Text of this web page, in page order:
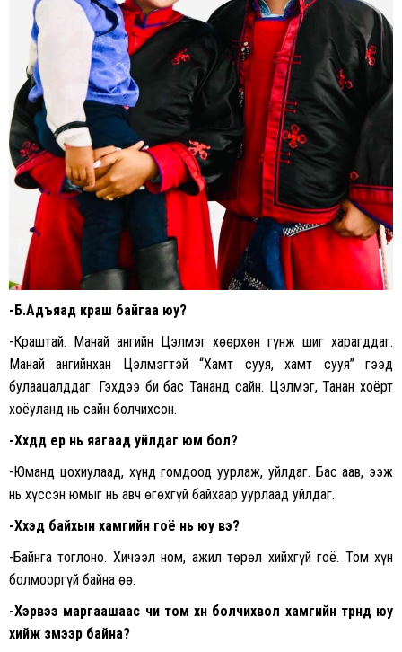
-Б.Адъяад краш байгаа юу?
-Краштай. Манай ангийн Цэлмэг хөөрхөн гүнж шиг харагддаг.
Манай ангийнхан Цэлмэгтэй “Хамт сууя, хамт сууя” гээд
булаацалддаг. Гэхдээ би бас Тананд сайн. Цэлмэг, Танан хоёрт
хоёуланд нь сайн болчихсон.
-Хүүхдүүд ер нь яагаад уйлдаг юм бол?
-Юманд цохиулаад, хүнд гомдоод уурлаж, уйлдаг. Бас аав, ээж
нь хүссэн юмыг нь авч өгөхгүй байхаар уурлаад уйлдаг.
-Хүүхэд байхын хамгийн гоё нь юу вэ?
-Байнга тоглоно. Хичээл ном, ажил төрөл хийхгүй гоё. Том хүн
болмооргүй байна өө.
-Хэрвээ маргаашаас чи том хүн болчихвол хамгийн түрүүнд юу
хийж үзмээр байна?